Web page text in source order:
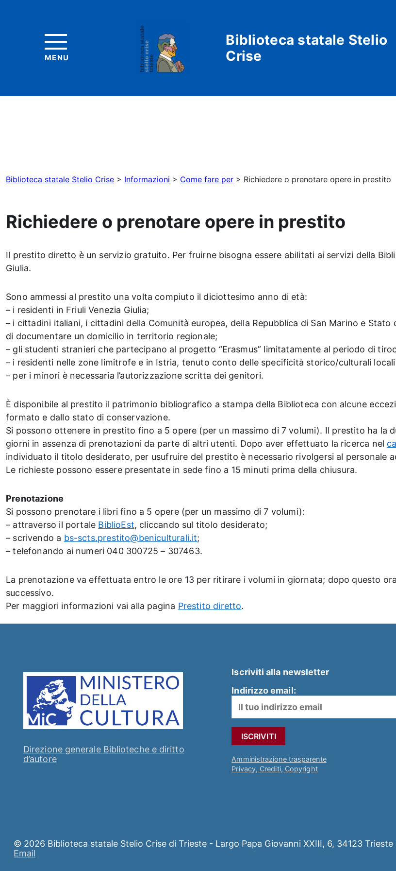
MENU
Biblioteca statale Stelio
Crise
Biblioteca statale Stelio Crise > Informazioni > Come fare per > Richiedere o prenotare opere in prestito
Richiedere o prenotare opere in prestito
Il prestito diretto è un servizio gratuito. Per fruirne bisogna essere abilitati ai servizi della
Giulia.
Sono ammessi al prestito una volta compiuto il diciottesimo anno di età:
– i residenti in Friuli Venezia Giulia;
– i cittadini italiani, i cittadini della Comunità europea, della Repubblica di San Marino e
di documentare un domicilio in territorio regionale;
– gli studenti stranieri che partecipano al progetto “Erasmus” limitatamente al periodo di
– i residenti nelle zone limitrofe e in Istria, tenuto conto delle specificità storico/culturali
– per i minori è necessaria l’autorizzazione scritta dei genitori.
È disponibile al prestito il patrimonio bibliografico a stampa della Biblioteca con alcune
formato e dallo stato di conservazione.
Si possono ottenere in prestito fino a 5 opere (per un massimo di 7 volumi). Il prestito ha la
giorni in assenza di prenotazioni da parte di altri utenti. Dopo aver effettuato la ricerca nel
individuato il titolo desiderato, per usufruire del prestito è necessario rivolgersi al personale
Le richieste possono essere presentate in sede fino a 15 minuti prima della chiusura.
Prenotazione
Si possono prenotare i libri fino a 5 opere (per un massimo di 7 volumi):
– attraverso il portale BiblioEst, cliccando sul titolo desiderato;
– scrivendo a bs-scts.prestito@beniculturali.it;
– telefonando ai numeri 040 300725 – 307463.
La prenotazione va effettuata entro le ore 13 per ritirare i volumi in giornata; dopo questo
successivo.
Per maggiori informazioni vai alla pagina Prestito diretto.
Direzione generale Biblioteche e diritto
d’autore
Iscriviti alla newsletter
Indirizzo email:
Amministrazione trasparente
Privacy, Crediti, Copyright
© 2026 Biblioteca statale Stelio Crise di Trieste - Largo Papa Giovanni XXIII, 6, 34123
Email